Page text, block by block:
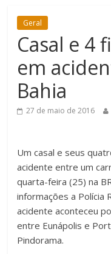
Geral
Casal e 4
em
Bahia
27 de maio de 2016
Um casal e seus
acidente entre um
quarta-feira (25) na
informações a Polícia
acidente aconteceu
entre Eunápolis e
Pindorama.